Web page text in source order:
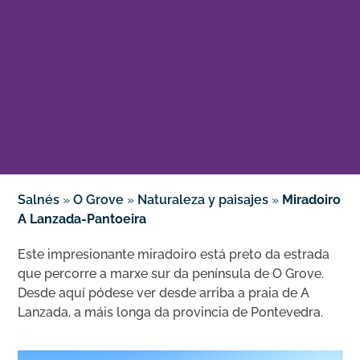
Salnés »O Grove » Naturaleza y paisajes » Miradoiro
A Lanzada-Pantoeira
Este impresionante miradoiro está preto da estrada
que percorre a marxe sur da península de O Grove.
Desde aquí pódese ver desde arriba a praia de A
Lanzada, a máis longa da provincia de Pontevedra.